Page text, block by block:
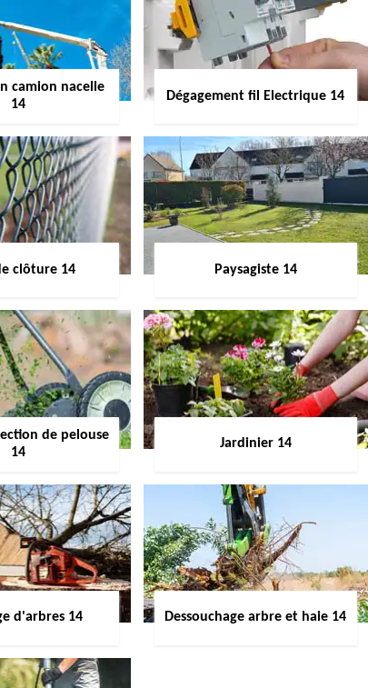
camion nacelle
14
Dégagement fil Electrique 14
clôture 14 Paysagiste 14
de pelouse
14
Jardinier 14
d'arbres 14 Dessouchage arbre et haie 14